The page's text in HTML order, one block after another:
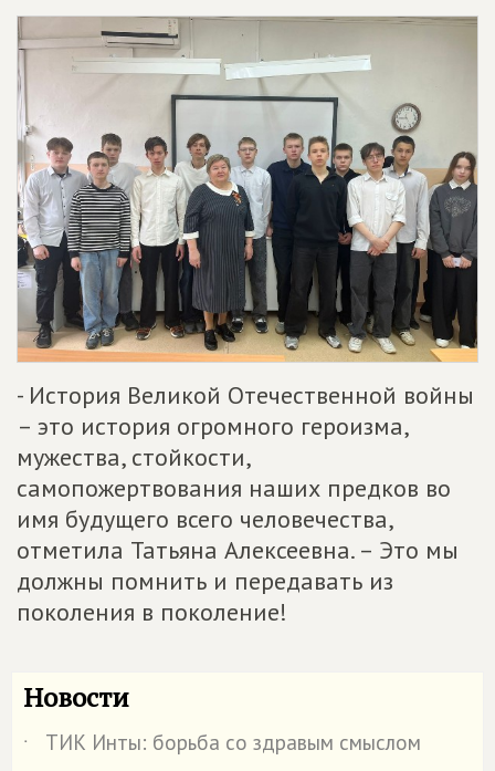
- История Великой Отечественной войны
– это история огромного героизма,
мужества, стойкости,
самопожертвования наших предков во
имя будущего всего человечества,
отметила Татьяна Алексеевна. – Это мы
должны помнить и передавать из
поколения в поколение!
Новости
˙
ТИК Инты: борьба со здравым смыслом